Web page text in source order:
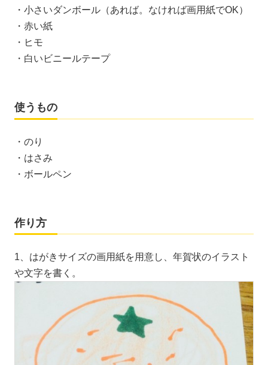
・小さいダンボール（あれば。なければ画用紙でOK）
・赤い紙
・ヒモ
・白いビニールテープ
使うもの
・のり
・はさみ
・ボールペン
作り方
1、はがきサイズの画用紙を用意し、年賀状のイラスト
や文字を書く。